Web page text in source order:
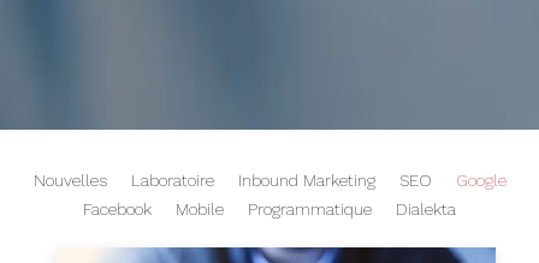
Nouvelles Laboratoire Inbound Marketing SEO
Google
Facebook
Mobile Programmatique Dialekta